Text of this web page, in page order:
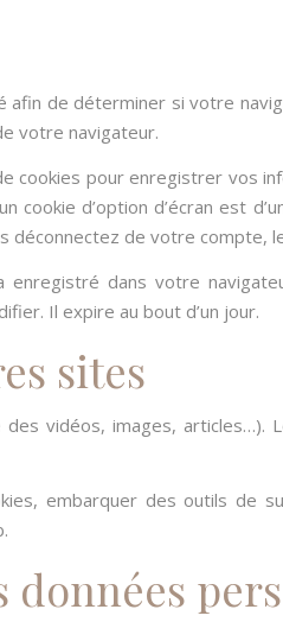
de déterminer si votre
votre navigateur.
cookies pour enregistrer vos
cookie d’option d’écran est
de votre compte,
dans votre
Il expire au bout d’un jour.
sites
vidéos, images, articles…).
embarquer des outils de